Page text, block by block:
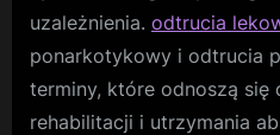
uzależnienia. odtrucia
ponarkotykowy i odtrucia
terminy, które odnoszą się
rehabilitacji i utrzymania